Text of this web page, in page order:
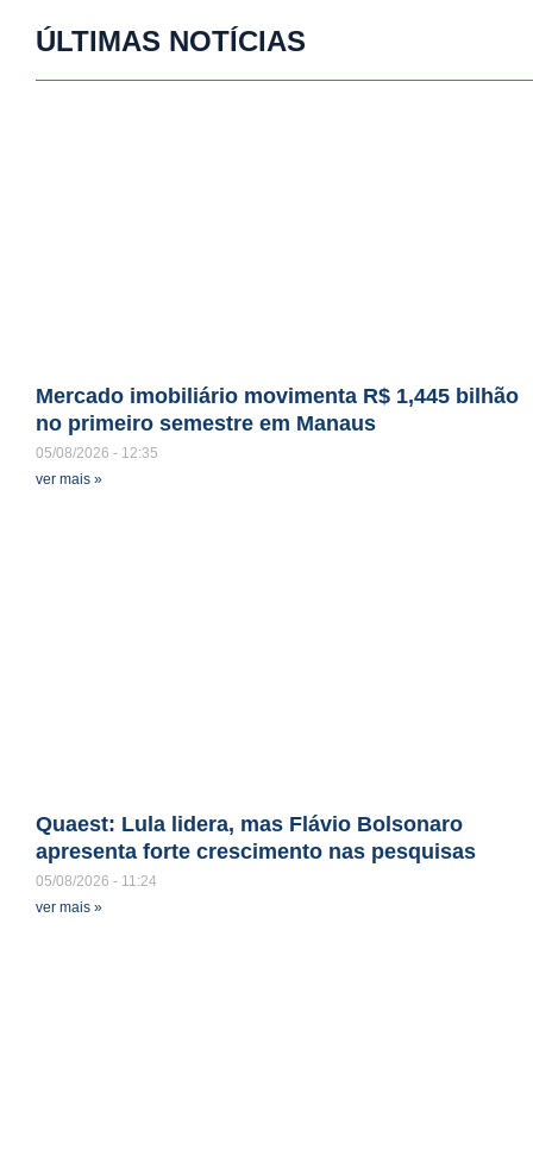
ÚLTIMAS NOTÍCIAS
Mercado imobiliário movimenta R$ 1,445 bilhão
no primeiro semestre em Manaus
05/08/2026
12:35
ver mais »
Quaest: Lula lidera, mas Flávio Bolsonaro
apresenta forte crescimento nas pesquisas
05/08/2026
11:24
ver mais »